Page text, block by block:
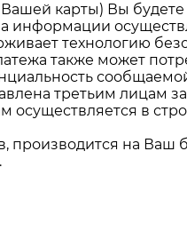
Вашей карты) Вы
технологию
также может
третьим лицам
осуществляется в
производится на Ваш